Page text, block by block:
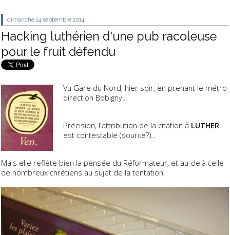
dimanche 14 septembre 2014
Hacking luthérien d'une pub racoleuse
pour le fruit défendu
Vu Gare du Nord, hier soir, en prenant le métro
direction Bobigny...
Précision, l'attribution de la citation à LUTHER
est contestable (source?)...
Mais elle reflète bien la pensée du Réformateur, et au-delà celle
de nombreux chrétiens au sujet de la tentation.